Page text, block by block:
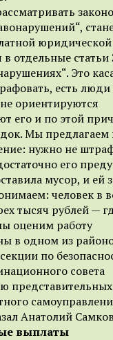
отдельные статьи
Это
есть люди
ориентируются
его и по этой
Мы предлагаем
нужно не
его
мусор, и ей
человек в
тысяч рублей —
оценим работу
в одном из
по
совета
Анатолий
выплаты